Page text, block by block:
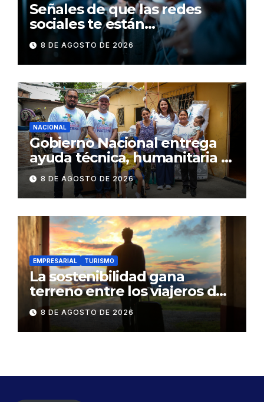
Señales de que las redes
sociales te están
consumiendo
8 DE AGOSTO DE 2026
NACIONAL
Gobierno Nacional entrega
ayuda técnica, humanitaria y
Bono Joaquín Gallegos Lara a
familia en situación de
vulnerabilidad
8 DE AGOSTO DE 2026
EMPRESARIAL TURISMO
La sostenibilidad gana
terreno entre los viajeros de
negocios
8 DE AGOSTO DE 2026